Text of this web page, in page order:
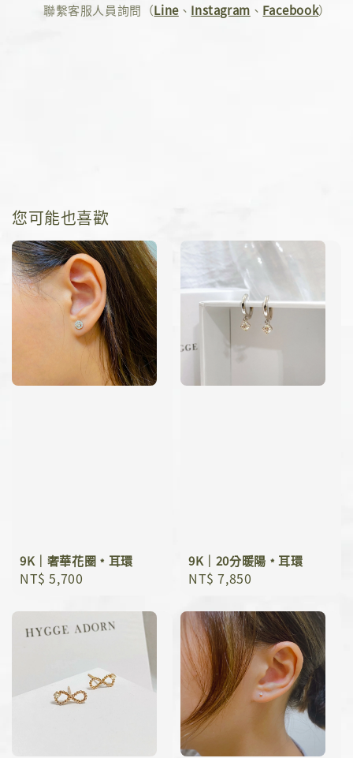
聯繫客服人員詢問（Line、 Instagram 、 Facebook）
您可能也喜歡
9K｜奢華花圈﹡耳環
Regular
NT$ 5,700
9K｜20分暖陽﹡耳環
Regular
NT$ 7,850